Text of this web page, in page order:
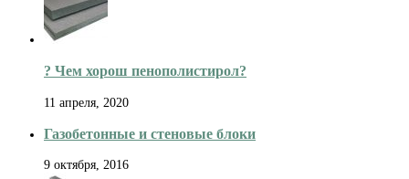
? Чем хорош пенополистирол?
11 апреля, 2020
Газобетонные и стеновые блоки
9 октября, 2016